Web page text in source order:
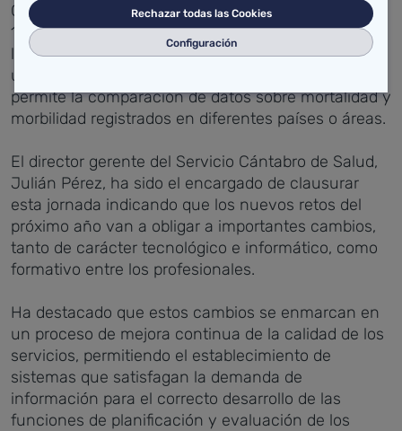
Clasificación Internacional de Enfermedades (CIE-
10) y de las soluciones informáticas para ayudar a
la codificación en CIE-10. Esta Clasificación se
utiliza a nivel internacional para fines estadísticos y
permite la comparación de datos sobre mortalidad y
morbilidad registrados en diferentes países o áreas.
El director gerente del Servicio Cántabro de Salud,
Julián Pérez, ha sido el encargado de clausurar
esta jornada indicando que los nuevos retos del
próximo año van a obligar a importantes cambios,
tanto de carácter tecnológico e informático, como
formativo entre los profesionales.
Ha destacado que estos cambios se enmarcan en
un proceso de mejora continua de la calidad de los
servicios, permitiendo el establecimiento de
sistemas que satisfagan la demanda de
información para el correcto desarrollo de las
funciones de planificación y evaluación de los
Rechazar todas las Cookies
Configuración